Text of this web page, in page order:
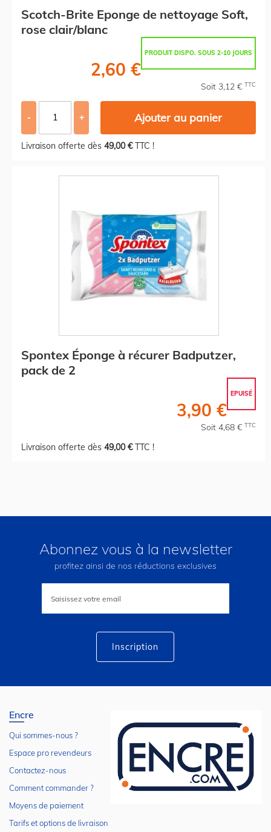
Scotch-Brite Eponge de nettoyage Soft,
rose clair/blanc
PRODUIT DISPO. SOUS 2-10 JOURS
2,60 €
Soit 3,12 € TTC
- + Ajouter au panier
Livraison offerte dès 49,00 €TTC !
Spontex Éponge à récurer Badputzer,
pack de 2
EPUISÉ
3,90 €
Soit 4,68 € TTC
Livraison offerte dès 49,00 €TTC !
Abonnez vous à la newsletter
profitez ainsi de nos réductions exclusives
lettre
Inscription
Encre
Qui sommes-nous ?
Espace pro revendeurs
Contactez-nous
Comment commander ?
Moyens de paiement
Tarifs et options de livraison